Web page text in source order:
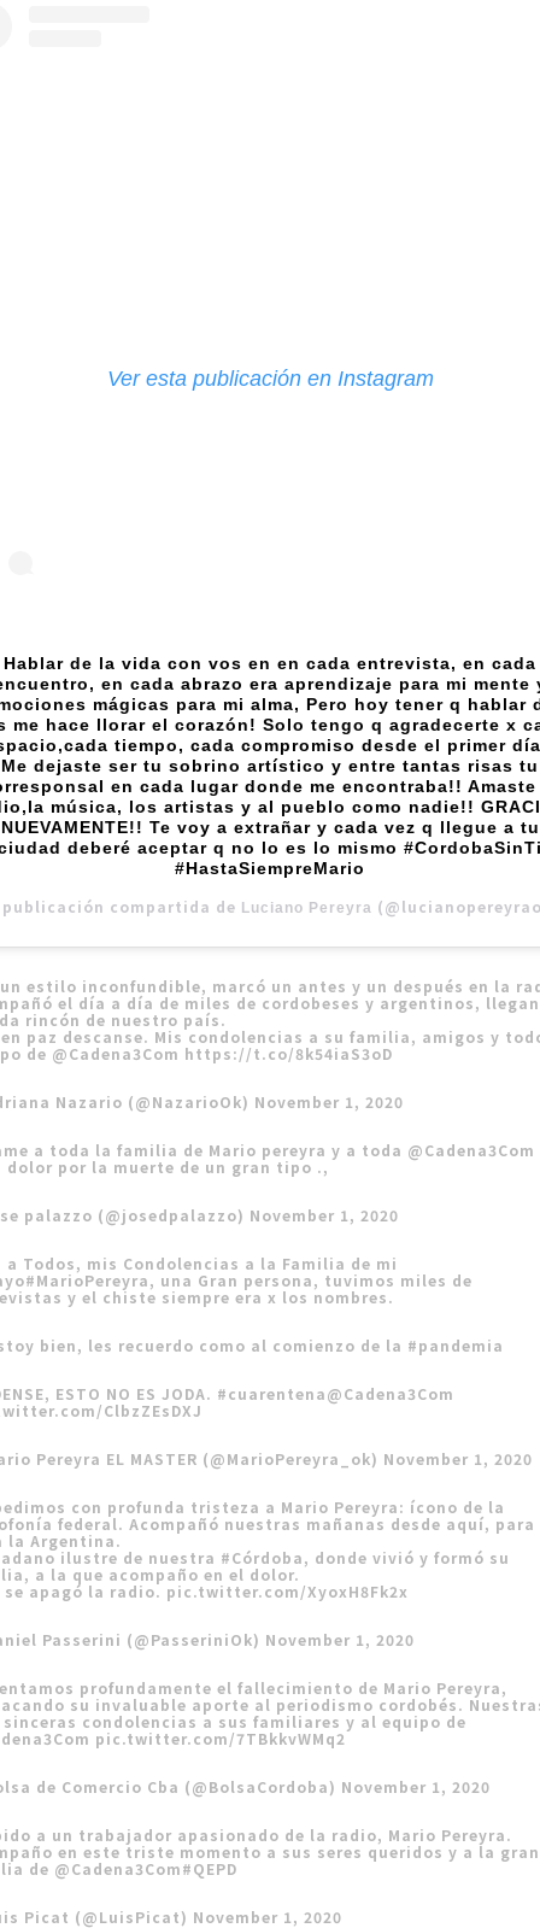
Ver esta publicación en Instagram
Hablar de la vida con vos en en cada entrevista, en cada
en cada abrazo era aprendizaje para mi mente
mágicas para mi alma, Pero hoy tener q hablar
me hace llorar el corazón! Solo tengo q agradecerte x
tiempo, cada compromiso desde el primer
Me dejaste ser tu sobrino artístico y entre tantas risas tu
en cada lugar donde me encontraba!! Amaste
música, los artistas y al pueblo como nadie!!
NUEVAMENTE!! Te voy a extrañar y cada vez q llegue a tu
deberé aceptar q no lo es lo mismo
#HastaSiempreMario
publicación compartida de Luciano Pereyra
un estilo inconfundible, marcó un antes y un después en la
el día a día de miles de cordobeses y argentinos,
rincón de nuestro país.
en paz descanse. Mis condolencias a su familia, amigos y
de @Cadena3Com https://t.co/8k54iaS3oD
Nazario (@NazarioOk) November 1, 2020
a toda la familia de Mario pereyra y a toda @Cadena3Com
dolor por la muerte de un gran tipo .,
palazzo (@josedpalazzo) November 1, 2020
a Todos, mis Condolencias a la Familia de mi
#MarioPereyra, una Gran persona, tuvimos miles de
y el chiste siempre era x los nombres.
bien, les recuerdo como al comienzo de la #pandemia
ESTO NO ES JODA. #cuarentena@Cadena3Com
ClbzZEsDXJ
Pereyra EL MASTER (@MarioPereyra_ok) November 1, 2020
con profunda tristeza a Mario Pereyra: ícono de la
federal. Acompañó nuestras mañanas desde aquí, para
la Argentina.
ilustre de nuestra #Córdoba, donde vivió y formó su
a la que acompaño en el dolor.
se apagó la radio. pic.twitter.com/XyoxH8Fk2x
Passerini (@PasseriniOk) November 1, 2020
profundamente el fallecimiento de Mario Pereyra,
su invaluable aporte al periodismo cordobés.
sinceras condolencias a sus familiares y al equipo de
pic.twitter.com/7TBkkvWMq2
de Comercio Cba (@BolsaCordoba) November 1, 2020
a un trabajador apasionado de la radio, Mario Pereyra.
en este triste momento a sus seres queridos y a la gran
de @Cadena3Com#QEPD
Picat (@LuisPicat) November 1, 2020